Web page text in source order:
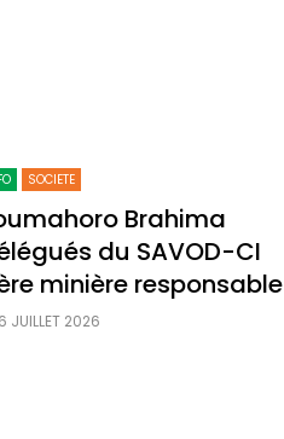
SOCIETE
Brahima
du SAVOD-CI
minière responsable
JUILLET 2026